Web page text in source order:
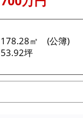
178.28㎡ (公簿)
53.92坪